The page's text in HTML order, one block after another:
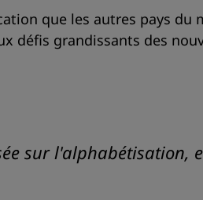
que les autres pays du
défis grandissants des
sur l'alphabétisation,